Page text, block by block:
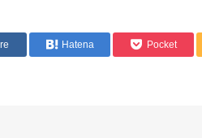
Hatena Pocket